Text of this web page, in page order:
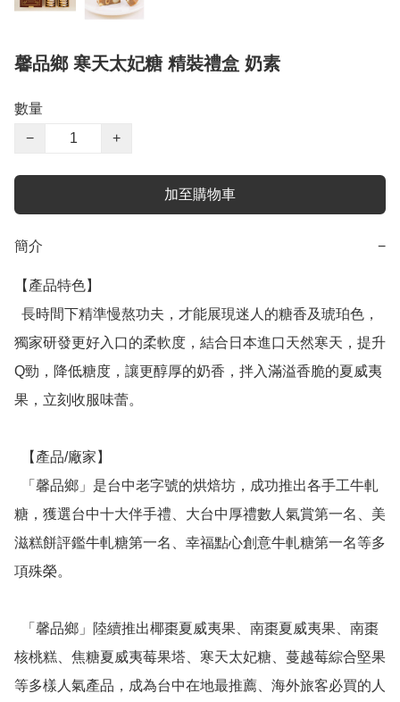
馨品鄉 寒天太妃糖 精裝禮盒 奶素
數量
−
+
加至購物車
簡介 −
【產品特色】
獨家研發更好入口的柔軟度，結合日本進口天然寒天，提升
Q勁，降低糖度，讓更醇厚的奶香，拌入滿溢香脆的夏威夷
果，立刻收服味蕾。
糖，獲選台中十大伴手禮、大台中厚禮數人氣賞第一名、美
滋糕餅評鑑牛軋糖第一名、幸福點心創意牛軋糖第一名等多
項殊榮。
核桃糕、焦糖夏威夷莓果塔、寒天太妃糖、蔓越莓綜合堅果
等多樣人氣產品，成為台中在地最推薦、海外旅客必買的人